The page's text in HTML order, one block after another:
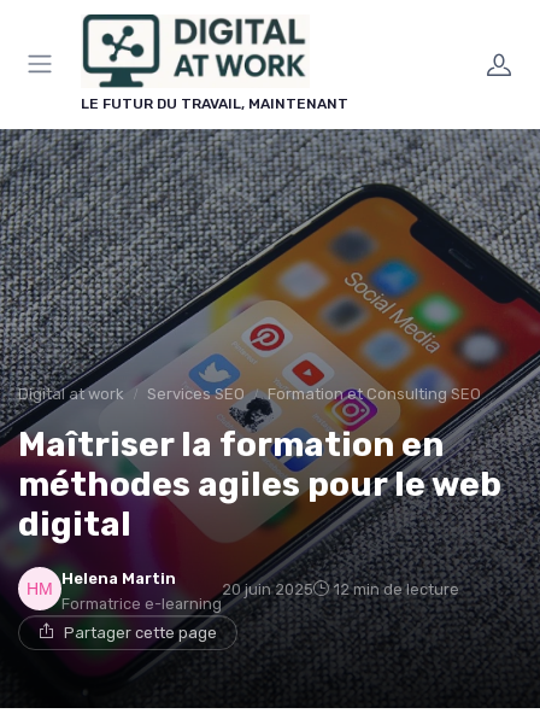
LE FUTUR DU TRAVAIL, MAINTENANT
Digital at work Services SEO Formation et Consulting SEO
Maîtriser la formation en
méthodes agiles pour le web
digital
Helena Martin
Formatrice e-learning
20 juin 2025 12 min de lecture
Partager cette page
Panneau de gestion des cookies